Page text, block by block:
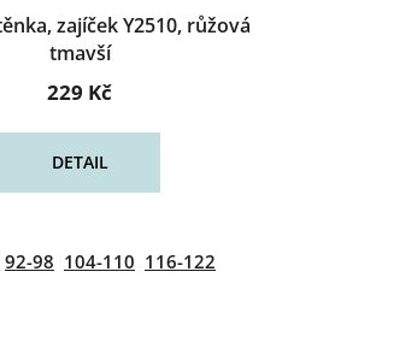
zajíček Y2510, růžová
tmavší
229 Kč
DETAIL
92-98 104-110 116-122